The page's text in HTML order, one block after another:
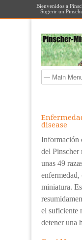
Bienvenidos a
Sugerir un
disease
Información
del Pinscher
unas 49
enfermedad,
miniatura.
el suficiente
detener una